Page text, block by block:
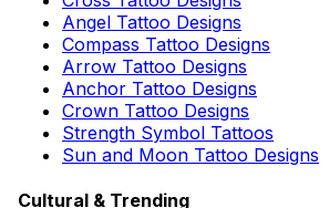
Angel Tattoo Designs
Compass Tattoo Designs
Arrow Tattoo Designs
Anchor Tattoo Designs
Crown Tattoo Designs
Strength Symbol Tattoos
Sun and Moon Tattoo Designs
Cultural & Trending